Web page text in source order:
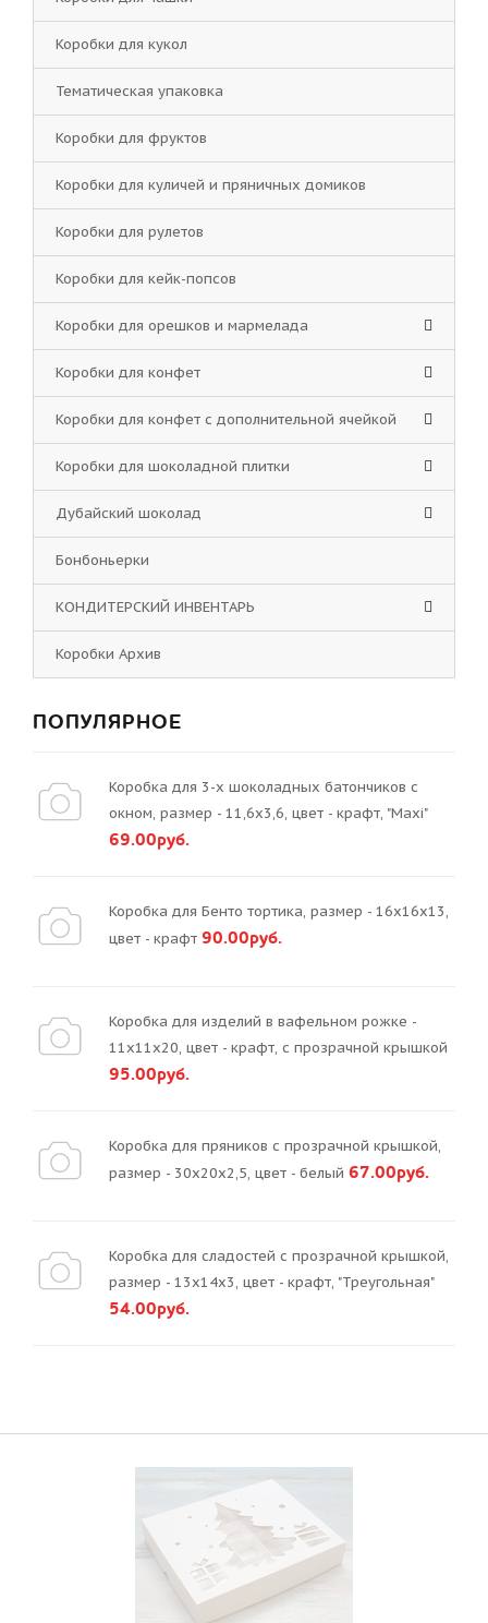
Коробки для кукол
Тематическая упаковка
Коробки для фруктов
Коробки для куличей и пряничных домиков
Коробки для рулетов
Коробки для кейк-попсов
Коробки для орешков и мармелада
Коробки для конфет
Коробки для конфет с дополнительной ячейкой
Коробки для шоколадной плитки
Дубайский шоколад
Бонбоньерки
КОНДИТЕРСКИЙ ИНВЕНТАРЬ
Коробки Архив
ПОПУЛЯРНОЕ
Коробка для 3-х шоколадных батончиков с
окном, размер - 11,6х3,6, цвет - крафт, "Maxi"
69.00руб.
Коробка для Бенто тортика, размер - 16х16х13,
цвет - крафт 90.00руб.
Коробка для изделий в вафельном рожке -
11х11х20, цвет - крафт, с прозрачной крышкой
95.00руб.
Коробка для пряников с прозрачной крышкой,
размер - 30х20х2,5, цвет - белый 67.00руб.
Коробка для сладостей с прозрачной крышкой,
размер - 13х14х3, цвет - крафт, "Треугольная"
54.00руб.